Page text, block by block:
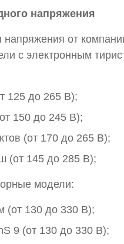
напряжения
напряжения от
с электронным
125 до 265 В);
150 до 245 В);
(от 170 до 265 В);
(от 145 до 285 В);
модели:
(от 130 до 330 В);
9 (от 130 до 330 В);